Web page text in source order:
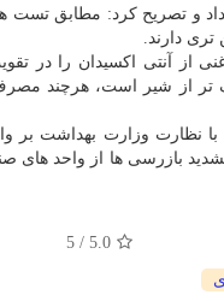
از آنتی اکسیدان را در
تر از شیر است، هرچند
نظارت وزارت بهداشت بر
بازرسی ها از واحد های
5.0
/ 5